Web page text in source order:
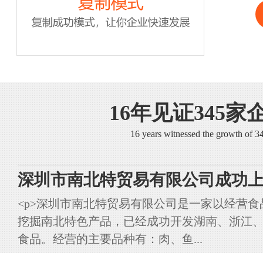
16年见证345家
16 years witnessed the growth of
深圳市南北特贸易有限公司成功
<p>深圳市南北特贸易有限公司是一家以经营
挖掘南北特色产品，已经成功开发湖南、浙江
食品。经营的主要品种有：肉、鱼...